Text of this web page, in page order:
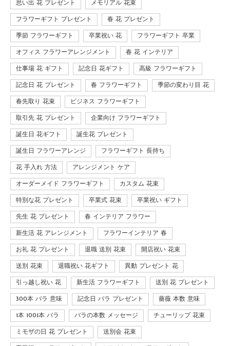
思い出 花 プレゼント メモリアル 花束
フラワーギフト プレゼント 春 花 プレゼント
季節 フラワーギフト 卒業祝い 花 フラワーギフト 卒業
オフィス フラワーアレンジメント 春 花 インテリア
仕事場 花 ギフト 記念日 花ギフト 高級 フラワーギフト
記念日 花 プレゼント 春 フラワーギフト 季節の変わり目 花
春先取り 花束 ビジネス フラワーギフト
取引先 花 プレゼント 企業向け フラワーギフト
誕生日 花ギフト 誕生花 プレゼント
誕生日 フラワーアレンジ フラワーギフト 長持ち
花 手入れ 方法 アレンジメント ケア
オーダーメイド フラワーギフト カスタム 花束
特別な花 プレゼント 卒業式 花束 卒業祝い ギフト
先生 花 プレゼント 春 インテリア フラワー
新生活 花 アレンジメント フラワーインテリア 春
お礼 花 プレゼント 退職 送別 花束 開店祝い 花束
送別 花束 退職祝い 花ギフト 異動 プレゼント 花
引っ越し祝い 花 新生活 フラワーギフト 送別 花 プレゼント
300本 バラ 意味 記念日 バラ プレゼント 薔薇 本数 意味
1本 1001本 バラ バラの本数 メッセージ チューリップ 花束
ミモザの日 花 プレゼント 送別会 花束